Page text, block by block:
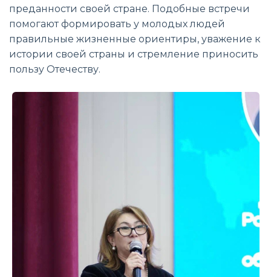
преданности своей стране. Подобные встречи
помогают формировать у молодых людей
правильные жизненные ориентиры, уважение к
истории своей страны и стремление приносить
пользу Отечеству.